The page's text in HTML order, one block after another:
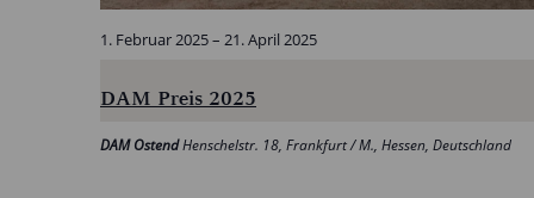
DAM Preis 2025
1. Februar 2025– 21. April 2025
DAM OstendHenschelstr. 18, Frankfurt / M., Hessen, Deutschland